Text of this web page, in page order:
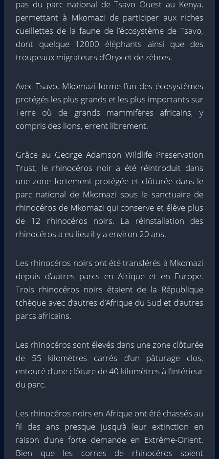
pas du parc national de Tsavo Ouest au Kenya,
permettant à Mkomazi de participer aux riches
cueillettes de la faune de l’écosystème de Tsavo,
dont quelque 12000 éléphants ainsi que des
troupeaux migrateurs d’Oryx et de zèbres.
Avec Tsavo, Mkomazi forme l’un des écosystèmes
protégés les plus grands et les plus importants sur
Terre où de grands mammifères africains, y
compris des lions, errent librement.
Grâce au George Adamson Wildlife Preservation
Trust, le rhinocéros noir a été réintroduit dans
une zone fortement protégée et clôturée dans le
parc national de Mkomazi sous le sanctuaire de
rhinocéros de Mkomazi qui conserve et élève plus
de 12 rhinocéros noirs. La réinstallation des
rhinocéros a eu lieu il y a environ 20 ans.
Les rhinocéros noirs ont été transférés à Mkomazi
depuis d’autres parcs en Afrique et en Europe.
Trois rhinocéros noirs étaient de la République
tchèque avec d’autres d’Afrique du Sud et d’autres
parcs africains.
Les rhinocéros sont élevés dans une zone clôturée
de 55 kilomètres carrés d’un pâturage clos,
entouré d’une clôture de 40 kilomètres à l’intérieur
du parc.
Les rhinocéros noirs en Afrique ont été chassés au
fil des ans presque jusqu’à leur extinction en
raison d’une forte demande en Extrême-Orient.
Bien que les cornes de rhinocéros soient